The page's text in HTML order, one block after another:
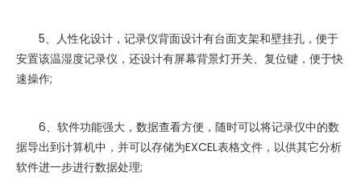
5、人性化设计，记录仪背面设计有台面支架和壁挂孔，便于
安置该温湿度记录仪，还设计有屏幕背景灯开关、复位键，便于快
速操作;
6、软件功能强大，数据查看方便，随时可以将记录仪中的数
据导出到计算机中，并可以存储为EXCEL表格文件，以供其它分析
软件进一步进行数据处理;